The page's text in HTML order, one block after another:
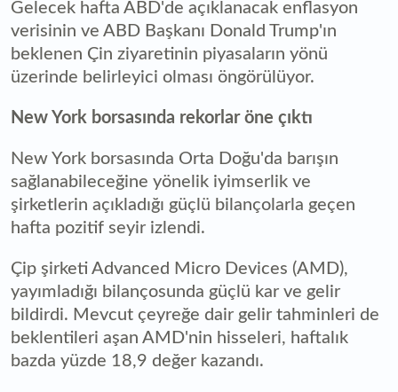
Gelecek hafta ABD'de açıklanacak enflasyon
verisinin ve ABD Başkanı Donald Trump'ın
beklenen Çin ziyaretinin piyasaların yönü
üzerinde belirleyici olması öngörülüyor.
New York borsasında rekorlar öne çıktı
New York borsasında Orta Doğu'da barışın
sağlanabileceğine yönelik iyimserlik ve
şirketlerin açıkladığı güçlü bilançolarla geçen
hafta pozitif seyir izlendi.
Çip şirketi Advanced Micro Devices (AMD),
yayımladığı bilançosunda güçlü kar ve gelir
bildirdi. Mevcut çeyreğe dair gelir tahminleri de
beklentileri aşan AMD'nin hisseleri, haftalık
bazda yüzde 18,9 değer kazandı.